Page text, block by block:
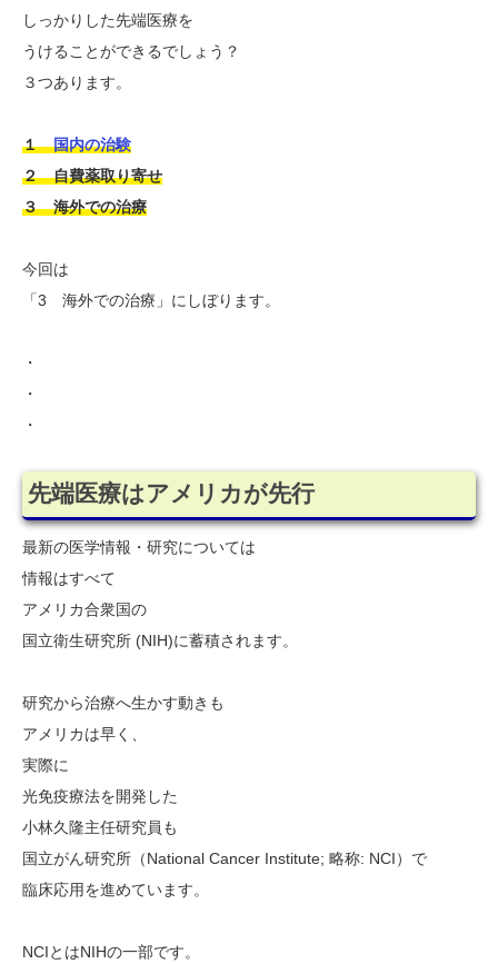
しっかりした先端医療を
うけることができるでしょう？
３つあります。
１国内の治験
２ 自費薬取り寄せ
３ 海外での治療
今回は
「3 海外での治療」にしぼります。
・
・
・
先端医療はアメリカが先行
最新の医学情報・研究については
情報はすべて
アメリカ合衆国の
国立衛生研究所 (NIH)に蓄積されます。
研究から治療へ生かす動きも
アメリカは早く、
実際に
光免疫療法を開発した
小林久隆主任研究員も
国立がん研究所（National Cancer Institute; 略称: NCI）で
臨床応用を進めています。
NCIとはNIHの一部です。